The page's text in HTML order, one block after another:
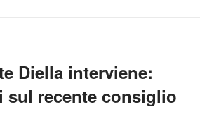
Diella interviene:
sul recente consiglio